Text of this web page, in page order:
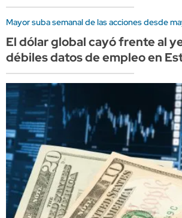
Mayor suba semanal de las acciones desde
El dólar global cayó frente al
débiles datos de empleo en